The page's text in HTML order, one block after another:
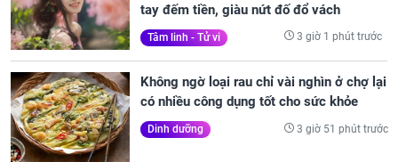
tay đếm tiền, giàu nứt đố đổ vách
Tâm linh - Tử vi 3 giờ 1 phút trước
Không ngờ loại rau chỉ vài nghìn ở chợ lại
có nhiều công dụng tốt cho sức khỏe
Dinh dưỡng 3 giờ 51 phút trước